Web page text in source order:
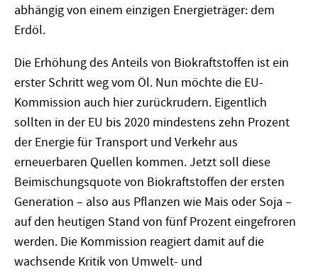
abhängig von einem einzigen Energieträger: dem
Erdöl.
Die Erhöhung des Anteils von Biokraftstoffen ist ein
erster Schritt weg vom Öl. Nun möchte die EU-
Kommission auch hier zurückrudern. Eigentlich
sollten in der EU bis 2020 mindestens zehn Prozent
der Energie für Transport und Verkehr aus
erneuerbaren Quellen kommen. Jetzt soll diese
Beimischungsquote von Biokraftstoffen der ersten
Generation – also aus Pflanzen wie Mais oder Soja –
auf den heutigen Stand von fünf Prozent eingefroren
werden. Die Kommission reagiert damit auf die
wachsende Kritik von Umwelt- und